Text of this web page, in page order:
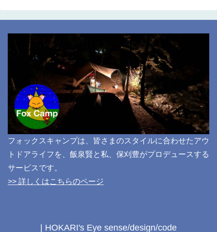
フォックスキャンプは、皆さまのスタイルに合わせたアウ
トドアライフを、飯泉賢と私、保刈豊がプロデュースする
サービスです。
>> 詳しくはこちらのページ
| HOKARI's Eye sense/design/code